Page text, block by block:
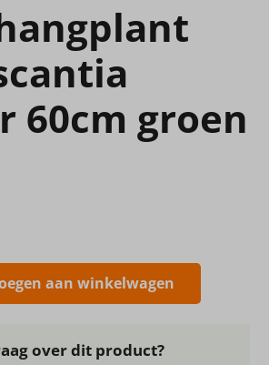
60cm groen
aan winkelwagen
over dit product?